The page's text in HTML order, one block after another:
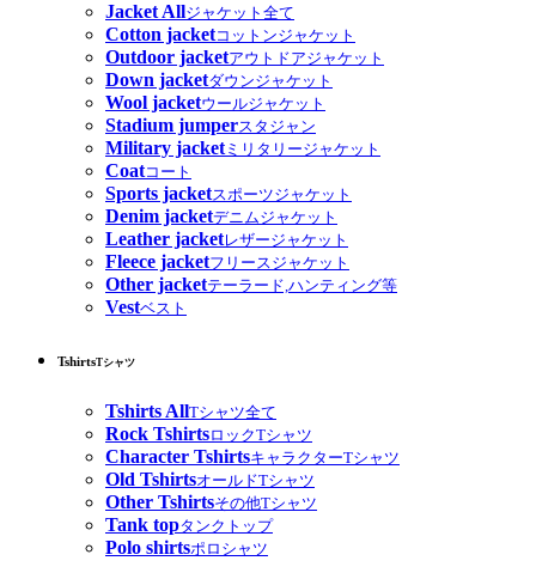
Jacket Allジャケット全て
Cotton jacketコットンジャケット
Outdoor jacketアウトドアジャケット
Down jacketダウンジャケット
Wool jacketウールジャケット
Stadium jumperスタジャン
Military jacketミリタリージャケット
Coatコート
Sports jacketスポーツジャケット
Denim jacketデニムジャケット
Leather jacketレザージャケット
Fleece jacketフリースジャケット
Other jacketテーラード,ハンティング等
Vestベスト
TshirtsTシャツ
Tshirts AllTシャツ全て
Rock TshirtsロックTシャツ
Character TshirtsキャラクターTシャツ
Old TshirtsオールドTシャツ
Other Tshirtsその他Tシャツ
Tank topタンクトップ
Polo shirtsポロシャツ